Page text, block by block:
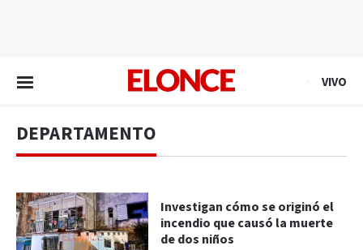
VIVO
DEPARTAMENTO
Investigan cómo se originó el
incendio que causó la muerte
de dos niños